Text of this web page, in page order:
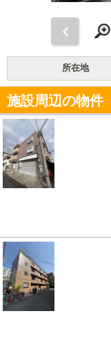
所在地
施設周辺の物件